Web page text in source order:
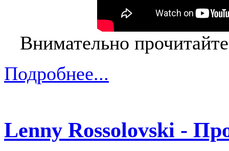
Внимательно
Подробнее...
Lenny Rossolovski -